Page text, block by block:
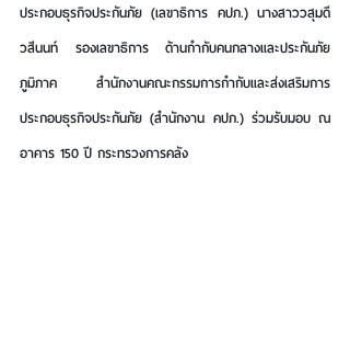
ประกอบธุรกิจประกันภัย (เลขาธิการ คปภ.) นางสาววสุมดี
วสีนนท์ รองเลขาธิการ ด้านกำกับคนกลางและประกันภัย
ภูมิภาค สำนักงานคณะกรรมการกำกับและส่งเสริมการ
ประกอบธุรกิจประกันภัย (สำนักงาน คปภ.) ร่วมรับมอบ ณ
อาคาร 150 ปี กระทรวงการคลัง